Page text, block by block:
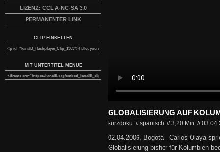
LIZENZ: CCL A-NC-SA 3.0
PERMANENTER LINK
CLIP EINBETTEN
MIT UNTERTITEL MENUE
GLOBALISIERUNG AUF
kurzdoku // spanisch //3,20 Min //
02.04.2006, Bogotá - Carlos Olaya
Globalisierung bisher für Kolumbien